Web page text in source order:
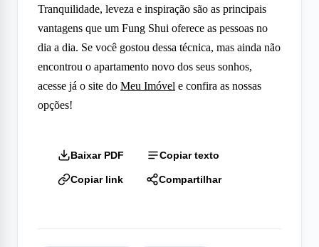
Tranquilidade, leveza e inspiração são as principais
vantagens que um Fung Shui oferece as pessoas no
dia a dia. Se você gostou dessa técnica, mas ainda não
encontrou o apartamento novo dos seus sonhos,
acesse já o site do Meu Imóvel e confira as nossas
opções!
Baixar PDF Copiar texto
Copiar link Compartilhar